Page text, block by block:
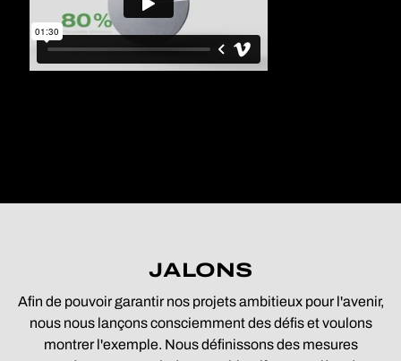
JALONS
Afin de pouvoir garantir nos projets ambitieux pour l'avenir,
nous nous lançons consciemment des défis et voulons
montrer l'exemple. Nous définissons des mesures